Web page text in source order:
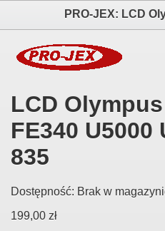
LCD
FE340 U5000
835
Dostępność: Brak w
199,00 zł